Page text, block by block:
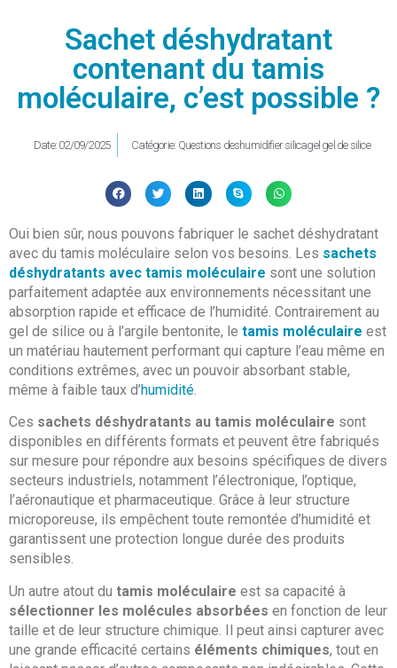
Sachet déshydratant
contenant du tamis
moléculaire, c’est possible ?
Date: 02/09/2025 Catégorie: Questions deshumidifier silicagel gel de silice
Oui bien sûr, nous pouvons fabriquer le sachet déshydratant
avec du tamis moléculaire selon vos besoins. Les sachets
déshydratants avec tamis moléculaire sont une solution
parfaitement adaptée aux environnements nécessitant une
absorption rapide et efficace de l’humidité. Contrairement au
gel de silice ou à l’argile bentonite, le tamis moléculaire est
un matériau hautement performant qui capture l’eau même en
conditions extrêmes, avec un pouvoir absorbant stable,
même à faible taux d’humidité.
Ces sachets déshydratants au tamis moléculaire sont
disponibles en différents formats et peuvent être fabriqués
sur mesure pour répondre aux besoins spécifiques de divers
secteurs industriels, notamment l’électronique, l’optique,
l’aéronautique et pharmaceutique. Grâce à leur structure
microporeuse, ils empêchent toute remontée d’humidité et
garantissent une protection longue durée des produits
sensibles.
Un autre atout du tamis moléculaire est sa capacité à
sélectionner les molécules absorbées en fonction de leur
taille et de leur structure chimique. Il peut ainsi capturer avec
une grande efficacité certains éléments chimiques, tout en